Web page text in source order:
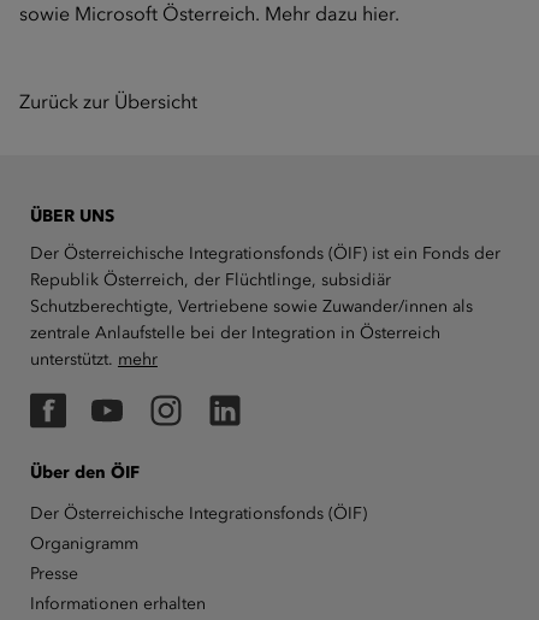
sowie Microsoft Österreich. Mehr dazu hier.
Zurück zur Übersicht
ÜBER UNS
Der Österreichische Integrationsfonds (ÖIF) ist ein Fonds der
Republik Österreich, der Flüchtlinge, subsidiär
Schutzberechtigte, Vertriebene sowie Zuwander/innen als
zentrale Anlaufstelle bei der Integration in Österreich
unterstützt. mehr
FacebookYouTubeInstagramLinkedIn
Über den ÖIF
Der Österreichische Integrationsfonds (ÖIF)
Organigramm
Presse
Informationen erhalten